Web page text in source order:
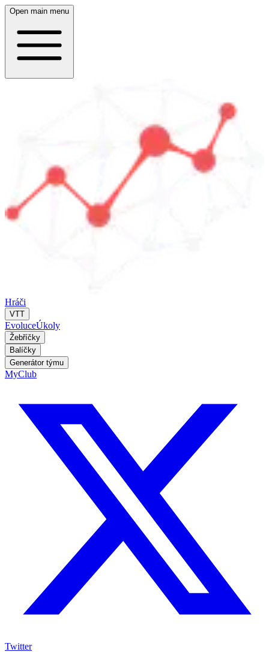
Open main menu
Hráči
VTT
EvoluceÚkoly
Žebříčky
Balíčky
Generátor týmu
MyClub
Twitter